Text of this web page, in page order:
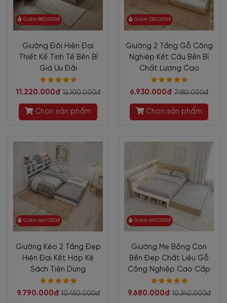
Giảm 880.000đ
Giường Đôi Hiện Đại
Thiết Kế Tinh Tế Bền Bỉ
Giá Ưu Đãi
11.220.000đ 12.100.000đ
Chọn sản phẩm
Giảm 550.000đ
Giường 2 Tầng Gỗ Công
Nghiệp Kết Cấu Bền Bỉ
Chất Lượng Cao
6.930.000đ 7.480.000đ
Chọn sản phẩm
Giảm 660.000đ
Giường Kéo 2 Tầng Đẹp
Hiện Đại Kết Hợp Kệ
Sách Tiện Dụng
9.790.000đ 10.450.000đ
Giảm 660.000đ
Giường Mẹ Bồng Con
Bền Đẹp Chất Liệu Gỗ
Công Nghiệp Cao Cấp
9.680.000đ 10.340.000đ